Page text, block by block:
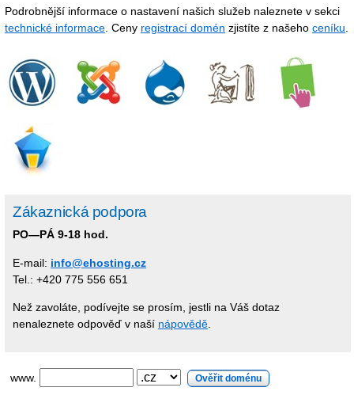
Podrobnější informace o nastavení našich služeb naleznete v sekci
technické informace . Ceny registrací domén zjistíte z našeho ceníku
Zákaznická podpora
PO—PÁ 9-18 hod.
E-mail: info@ehosting.cz
Tel.: +420 775 556 651
Než zavoláte, podívejte se prosím, jestli na Váš dotaz
nenaleznete odpověď v naší nápovědě.
www.